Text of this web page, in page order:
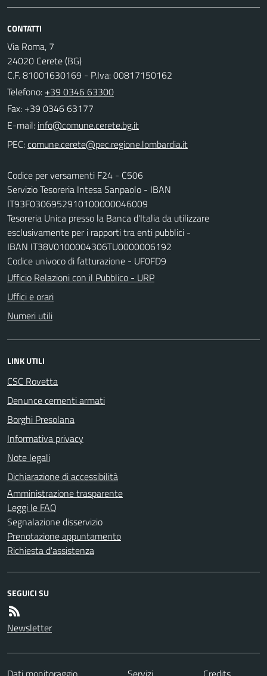
CONTATTI
Via Roma, 7
24020 Cerete (BG)
C.F. 81001630169 - P.Iva: 00817150162
Telefono: +39 0346 63300
Fax: +39 0346 63177
E-mail:
PEC:
Codice per versamenti F24 - C506
Servizio Tesoreria Intesa Sanpaolo - IBAN
IT93F0306952910100000046009
Tesoreria Unica presso la Banca d'Italia da utilizzare
esclusivamente per i rapporti tra enti pubblici -
IBAN IT38V0100004306TU0000006192
Codice univoco di fatturazione - UF0FD9
Ufficio Relazioni con il Pubblico - URP
Uffici e orari
Numeri utili
LINK UTILI
CSC Rovetta
Denunce cementi armati
Borghi Presolana
Informativa privacy
Note legali
Dichiarazione di accessibilità
Amministrazione trasparente
Leggi le FAQ
Segnalazione disservizio
Prenotazione appuntamento
Richiesta d'assistenza
SEGUICI SU
Newsletter